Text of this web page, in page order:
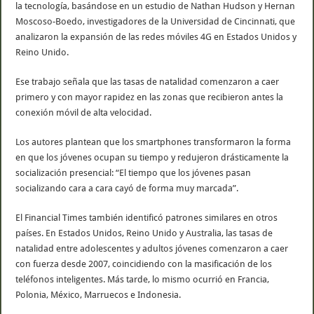
la tecnología, basándose en un estudio de Nathan Hudson y Hernan
Moscoso-Boedo, investigadores de la Universidad de Cincinnati, que
analizaron la expansión de las redes móviles 4G en Estados Unidos y
Reino Unido.
Ese trabajo señala que las tasas de natalidad comenzaron a caer
primero y con mayor rapidez en las zonas que recibieron antes la
conexión móvil de alta velocidad.
Los autores plantean que los smartphones transformaron la forma
en que los jóvenes ocupan su tiempo y redujeron drásticamente la
socialización presencial: “El tiempo que los jóvenes pasan
socializando cara a cara cayó de forma muy marcada”.
El Financial Times también identificó patrones similares en otros
países. En Estados Unidos, Reino Unido y Australia, las tasas de
natalidad entre adolescentes y adultos jóvenes comenzaron a caer
con fuerza desde 2007, coincidiendo con la masificación de los
teléfonos inteligentes. Más tarde, lo mismo ocurrió en Francia,
Polonia, México, Marruecos e Indonesia.